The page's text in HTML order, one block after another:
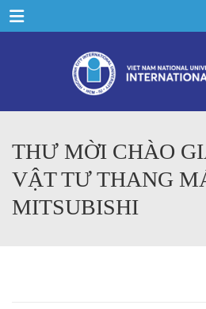
Menu
THƯ MỜI CHÀO
VẬT TƯ THANG
MITSUBISHI